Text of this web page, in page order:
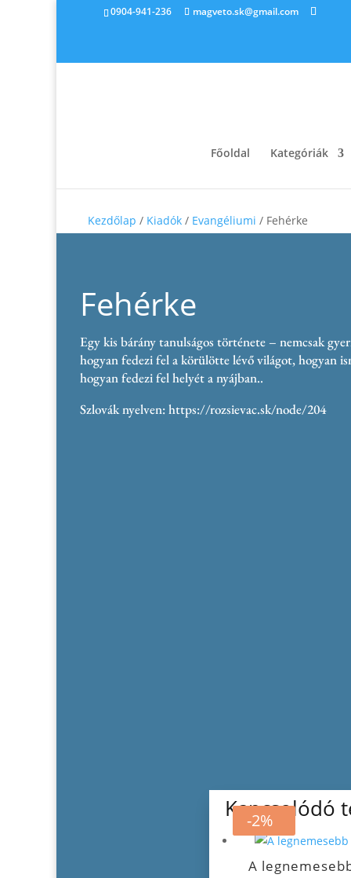
0904-941-236 magveto.sk@gmail.com
Főoldal Kategóriák
Kezdőlap / Kiadók / Evangéliumi / Fehérke
Fehérke
Egy kis bárány tanulságos története – nemcsak
hogyan fedezi fel a körülötte lévő világot, hogyan
hogyan fedezi fel helyét a nyájban..
Szlovák nyelven: https://rozsievac.sk/node/204
Kapcsolódó
A
-20%
-2%